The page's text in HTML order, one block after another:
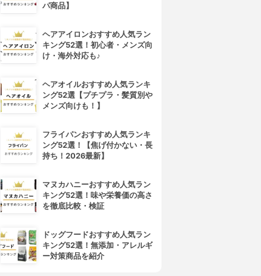
パ商品】
ヘアアイロンおすすめ人気ラン
キング52選！初心者・メンズ向
け・海外対応も♪
ヘアオイルおすすめ人気ランキ
ング52選【プチプラ・髪質別や
メンズ向けも！】
フライパンおすすめ人気ランキ
ング52選！【焦げ付かない・長
持ち！2026最新】
マヌカハニーおすすめ人気ラン
キング52選！味や栄養価の高さ
を徹底比較・検証
ドッグフードおすすめ人気ラン
キング52選！無添加・アレルギ
ー対策商品を紹介